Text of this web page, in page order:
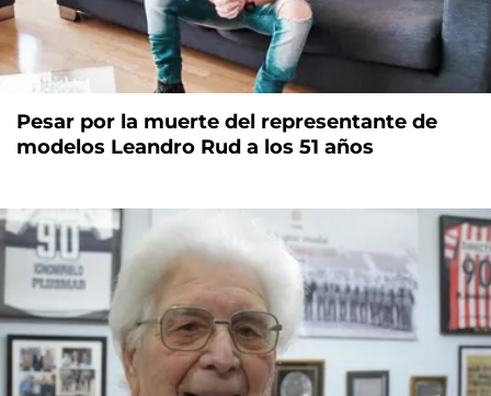
Pesar por la muerte del representante de
modelos Leandro Rud a los 51 años